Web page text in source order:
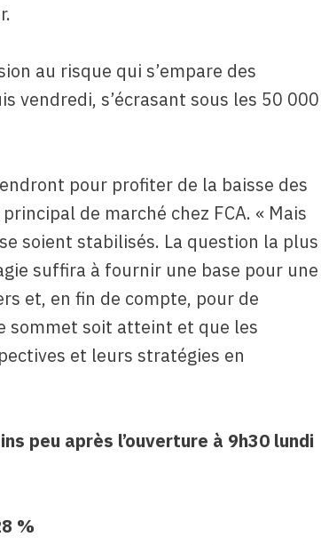
au risque qui s’empare des
vendredi, s’écrasant sous les 50 000
pour profiter de la baisse des
de marché chez FCA. « Mais
soient stabilisés. La question la plus
suffira à fournir une base pour une
et, en fin de compte, pour de
sommet soit atteint et que les
et leurs stratégies en
peu après l’ouverture à 9h30 lundi
%